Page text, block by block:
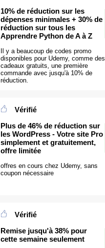
10% de réduction sur les
dépenses minimales + 30% de
réduction sur tous les
Apprendre Python de A à Z
Il y a beaucoup de codes promo
disponibles pour Udemy, comme des
cadeaux gratuits, une première
commande avec jusqu'à 10% de
réduction.
Vérifié
Plus de 46% de réduction sur
les WordPress - Votre site Pro
simplement et gratuitement,
offre limitée
offres en cours chez Udemy, sans
coupon nécessaire
Vérifié
Remise jusqu'à 38% pour
cette semaine seulement